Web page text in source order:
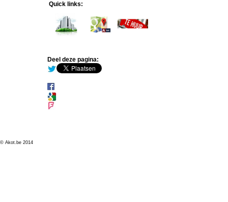
Quick links:
Deel deze pagina:
© Akot.be 2014